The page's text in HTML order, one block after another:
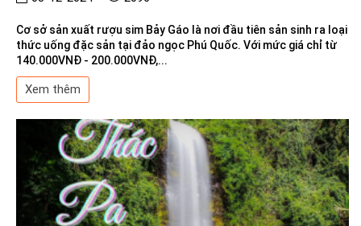
Cơ sở sản xuất rượu sim Bảy Gáo là nơi đầu tiên sản sinh ra loại
thức uống đặc sản tại đảo ngọc Phú Quốc. Với mức giá chỉ từ
140.000VNĐ - 200.000VNĐ,...
Xem thêm